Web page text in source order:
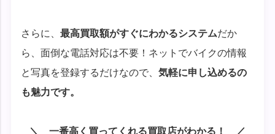
さらに、最高買取額がすぐにわかるシステムだか
ら、面倒な電話対応は不要！ネットでバイクの情報
と写真を登録するだけなので、気軽に申し込めるの
も魅力です。
一番高く買ってくれる買取店がわかる！